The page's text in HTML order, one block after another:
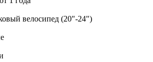
велосипед (20"-24")